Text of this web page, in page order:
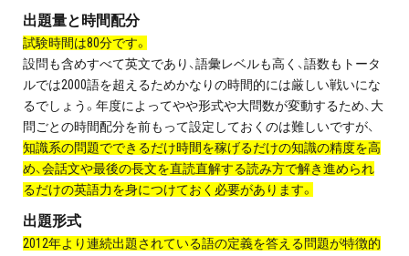
0120-11-3967
受付:9:30～21:30(定休:日曜・祝日)
お問い合わせ・資料請求
出題量と時間配分
試験時間は80分です。
設問も含めすべて英文であり、語彙レベルも高く、語数もトータ
ルでは2000語を超えるためかなりの時間的には厳しい戦いにな
るでしょう。年度によってやや形式や大問数が変動するため、大
問ごとの時間配分を前もって設定しておくのは難しいですが、
知識系の問題でできるだけ時間を稼げるだけの知識の精度を高
め、会話文や最後の長文を直読直解する読み方で解き進められ
るだけの英語力を身につけておく必要があります。
出題形式
2012年より連続出題されている語の定義を答える問題が特徴的